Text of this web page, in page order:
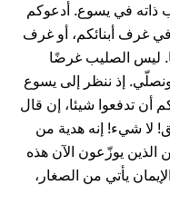
ذاته في يسوع. أدعوكم
في غرف أبنائكم، أو غرف
ليس الصليب غرضًا
ونصلّي. إذ ننظر إلى يسوع
أن تدفعوا شيئا، إن قال
لا شيء! إنه هدية من
الذين يوزّعون الآن هذه
يأتي من الصغار،